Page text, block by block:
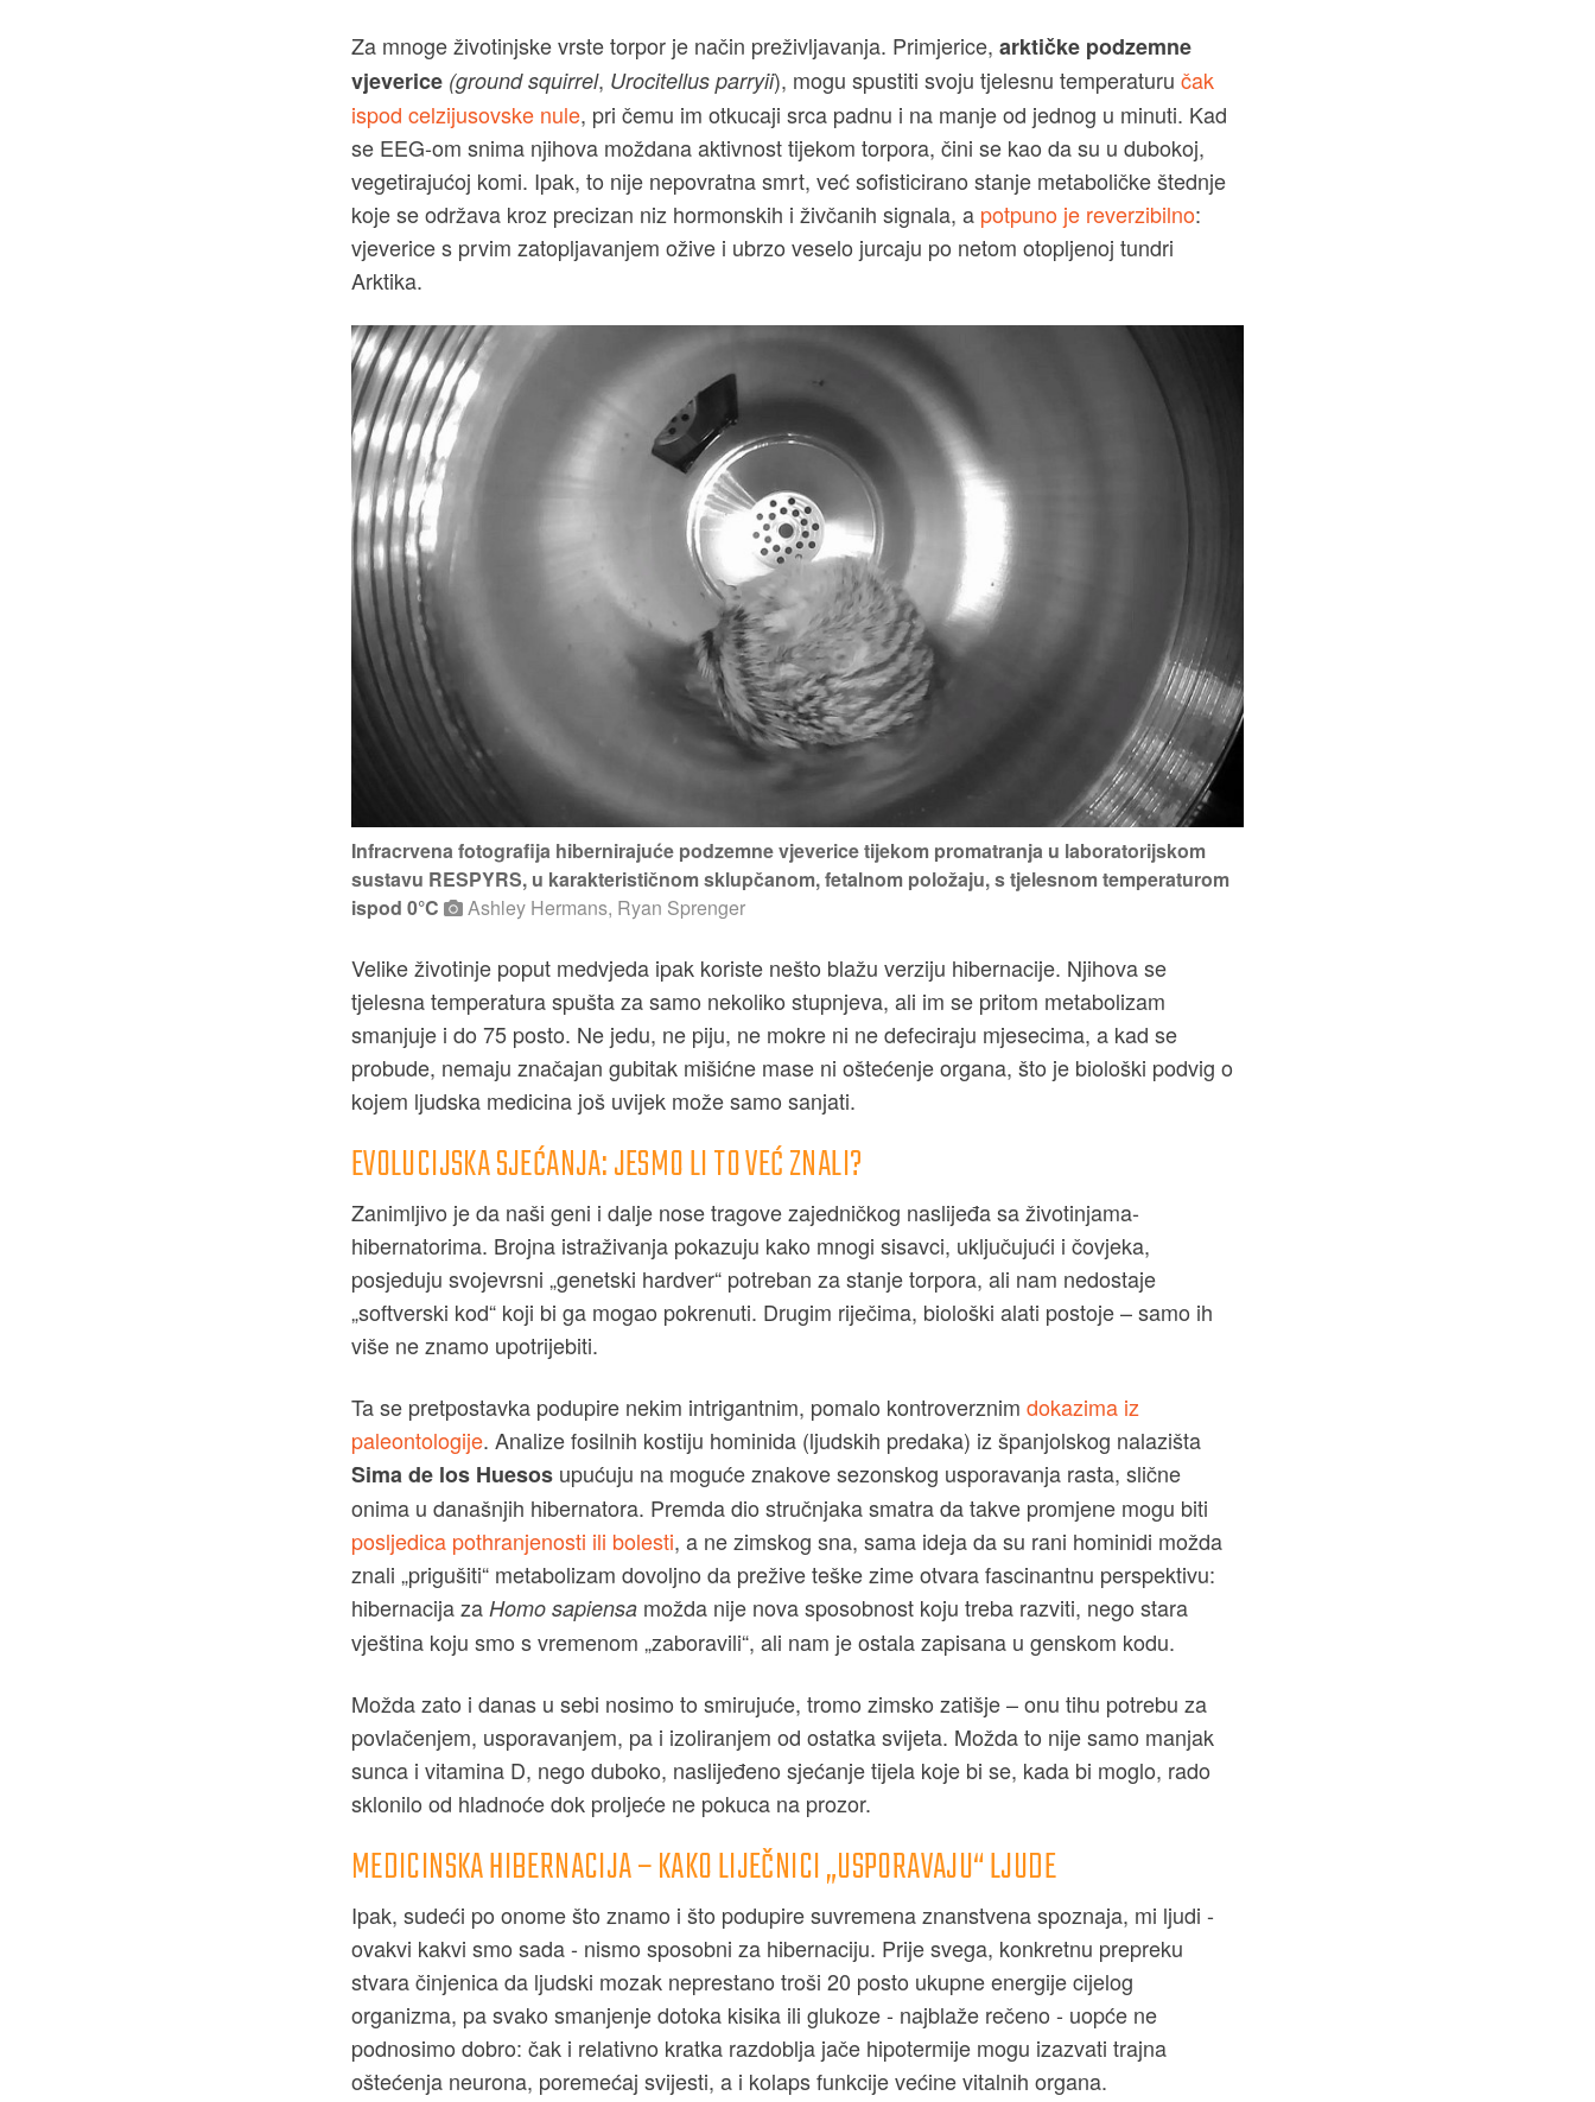
Za mnoge životinjske vrste torpor je način preživljavanja. Primjerice, arktičke podzemne
vjeverice (ground squirrel, Urocitellus parryii), mogu spustiti svoju tjelesnu temperaturu čak
ispod celzijusovske nule, pri čemu im otkucaji srca padnu i na manje od jednog u minuti. Kad
se EEG-om snima njihova moždana aktivnost tijekom torpora, čini se kao da su u dubokoj,
vegetirajućoj komi. Ipak, to nije nepovratna smrt, već sofisticirano stanje metaboličke štednje
koje se održava kroz precizan niz hormonskih i živčanih signala, a potpuno je reverzibilno:
vjeverice s prvim zatopljavanjem ožive i ubrzo veselo jurcaju po netom otopljenoj tundri
Arktika.
Infracrvena fotografija hibernirajuće podzemne vjeverice tijekom promatranja u laboratorijskom
sustavu RESPYRS, u karakterističnom sklupčanom, fetalnom položaju, s tjelesnom temperaturom
ispod 0°C
Ashley Hermans, Ryan Sprenger
Velike životinje poput medvjeda ipak koriste nešto blažu verziju hibernacije. Njihova se
tjelesna temperatura spušta za samo nekoliko stupnjeva, ali im se pritom metabolizam
smanjuje i do 75 posto. Ne jedu, ne piju, ne mokre ni ne defeciraju mjesecima, a kad se
probude, nemaju značajan gubitak mišićne mase ni oštećenje organa, što je biološki podvig o
kojem ljudska medicina još uvijek može samo sanjati.
EVOLUCIJSKA SJEĆANJA: JESMO LI TO VEĆ ZNALI?
Zanimljivo je da naši geni i dalje nose tragove zajedničkog naslijeđa sa životinjama-
hibernatorima. Brojna istraživanja pokazuju kako mnogi sisavci, uključujući i čovjeka,
posjeduju svojevrsni „genetski hardver“ potreban za stanje torpora, ali nam nedostaje
„softverski kod“ koji bi ga mogao pokrenuti. Drugim riječima, biološki alati postoje – samo ih
više ne znamo upotrijebiti.
Ta se pretpostavka podupire nekim intrigantnim, pomalo kontroverznim dokazima iz
paleontologije. Analize fosilnih kostiju hominida (ljudskih predaka) iz španjolskog nalazišta
Sima de los Huesosupućuju na moguće znakove sezonskog usporavanja rasta, slične
onima u današnjih hibernatora. Premda dio stručnjaka smatra da takve promjene mogu biti
posljedica pothranjenosti ili bolesti, a ne zimskog sna, sama ideja da su rani hominidi možda
znali „prigušiti“ metabolizam dovoljno da prežive teške zime otvara fascinantnu perspektivu:
hibernacija za Homo sapiensamožda nije nova sposobnost koju treba razviti, nego stara
vještina koju smo s vremenom „zaboravili“, ali nam je ostala zapisana u genskom kodu.
Možda zato i danas u sebi nosimo to smirujuće, tromo zimsko zatišje – onu tihu potrebu za
povlačenjem, usporavanjem, pa i izoliranjem od ostatka svijeta. Možda to nije samo manjak
sunca i vitamina D, nego duboko, naslijeđeno sjećanje tijela koje bi se, kada bi moglo, rado
sklonilo od hladnoće dok proljeće ne pokuca na prozor.
MEDICINSKA HIBERNACIJA – KAKO LIJEČNICI „USPORAVAJU“ LJUDE
Ipak, sudeći po onome što znamo i što podupire suvremena znanstvena spoznaja, mi ljudi -
ovakvi kakvi smo sada - nismo sposobni za hibernaciju. Prije svega, konkretnu prepreku
stvara činjenica da ljudski mozak neprestano troši 20 posto ukupne energije cijelog
organizma, pa svako smanjenje dotoka kisika ili glukoze - najblaže rečeno - uopće ne
podnosimo dobro: čak i relativno kratka razdoblja jače hipotermije mogu izazvati trajna
oštećenja neurona, poremećaj svijesti, a i kolaps funkcije većine vitalnih organa.